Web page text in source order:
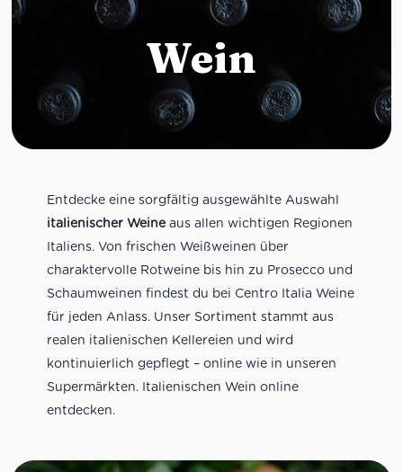
ab 12 Uhr. Ich war früher dort und kann sie
echte italienische Spezialitäten suche gehe
ich dort einkaufen und kann es gerne
weiterempfehlen.
Wein
Entdecke eine sorgfältig ausgewählte Auswahl
italienischer Weineaus allen wichtigen Regionen
Italiens. Von frischen Weißweinen über
charaktervolle Rotweine bis hin zu Prosecco und
Schaumweinen findest du bei Centro Italia Weine
für jeden Anlass. Unser Sortiment stammt aus
realen italienischen Kellereien und wird
kontinuierlich gepflegt – online wie in unseren
Supermärkten. Italienischen Wein online
entdecken.